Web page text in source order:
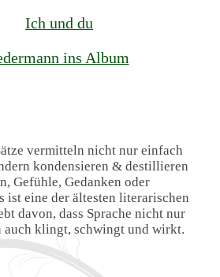
Ich und du
ins Album
vermitteln nicht nur einfach
kondensieren & destillieren
Gefühle, Gedanken oder
ist eine der ältesten literarischen
davon, dass Sprache nicht nur
auch klingt, schwingt und wirkt.